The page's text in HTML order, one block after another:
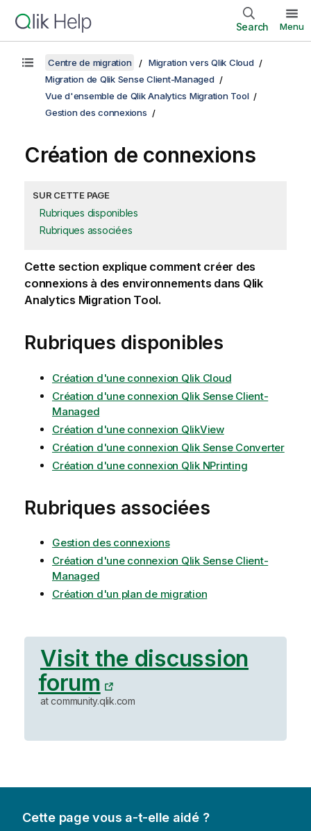
Search Menu
Centre de migration
Migration vers Qlik Cloud
Migration de Qlik Sense Client-Managed
Vue d'ensemble de Qlik Analytics Migration Tool
Gestion des connexions
Création de connexions
SUR CETTE PAGE
Rubriques disponibles
Rubriques associées
Cette section explique comment créer des
connexions à des environnements dans Qlik
Analytics Migration Tool.
Rubriques disponibles
Création d'une connexion Qlik Cloud
Création d'une connexion Qlik Sense Client-
Managed
Création d'une connexion QlikView
Création d'une connexion Qlik Sense Converter
Création d'une connexion Qlik NPrinting
Rubriques associées
Gestion des connexions
Création d'une connexion Qlik Sense Client-
Managed
Création d'un plan de migration
Visit the discussion
forum
at community.qlik.com
Cette page vous a-t-elle aidé ?